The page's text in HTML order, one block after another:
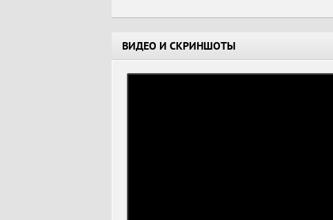
ВИДЕО И СКРИНШОТЫ